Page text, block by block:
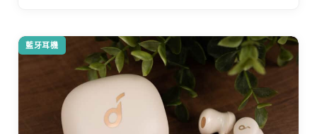
藍牙耳機